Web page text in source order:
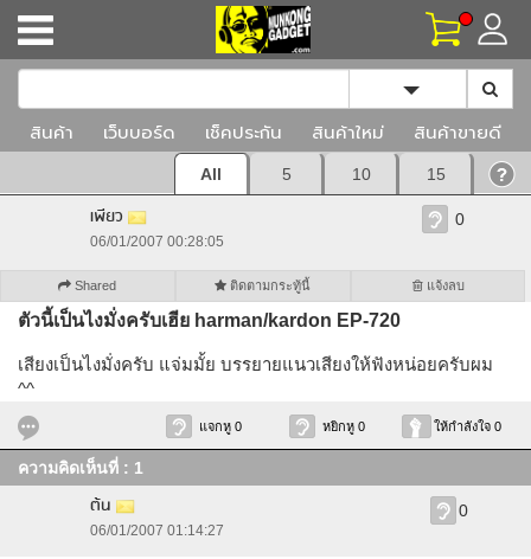
Toggle
สินค้า เว็บบอร์ด เช็คประกัน สินค้าใหม่ สินค้าขายดี
All 5 10 15
เพียว
06/01/2007 00:28:05
0
Shared ติดตามกระทู้นี้ แจ้งลบ
ตัวนี้เป็นไงมั่งครับเฮีย harman/kardon EP-720
เสียงเป็นไงมั่งครับ แจ่มมั้ย บรรยายแนวเสียงให้ฟังหน่อยครับผม
^^
แจกหู 0 หยิกหู 0 ให้กำลังใจ 0
ความคิดเห็นที่ : 1
ต้น
06/01/2007 01:14:27
0